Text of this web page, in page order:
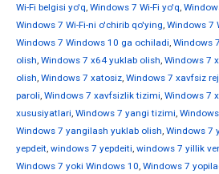
Wi-Fi belgisi yo'q, Windows 7 Wi-Fi yo'q,
Windows 7 Wi-Fi-ni o'chirib qo'ying, Windows 7
Windows 7 Windows 10 ga ochiladi, Windows
olish, Windows 7 x64 yuklab olish, Windows 7
olish, Windows 7 xatosiz, Windows 7 xavfsiz
paroli, Windows 7 xavfsizlik tizimi, Windows 7
xususiyatlari, Windows 7 yangi tizimi,
Windows 7 yangilash yuklab olish, Windows 7
yepdeit, windows 7 yepdeiti, windows 7 yillik
Windows 7 yoki Windows 10, Windows 7